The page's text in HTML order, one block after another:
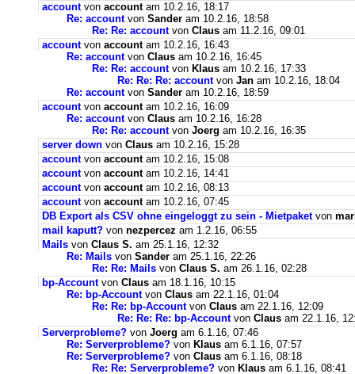
accountvon accountam 10.2.16, 18:17
Re: accountvon Sander am 10.2.16, 18:58
Re: Re: accountvon Claus am 11.2.16, 09:01
accountvon accountam 10.2.16, 16:43
Re: accountvon Claus am 10.2.16, 16:45
Re: Re: accountvon Klaus am 10.2.16, 17:33
Re: Re: Re: accountvon Jan am 10.2.16, 18:04
Re: accountvon Sander am 10.2.16, 18:59
accountvon accountam 10.2.16, 16:09
Re: accountvon Claus am 10.2.16, 16:28
Re: Re: accountvon Joerg am 10.2.16, 16:35
server down von Claus am 10.2.16, 15:28
accountvon accountam 10.2.16, 15:08
accountvon accountam 10.2.16, 14:41
accountvon accountam 10.2.16, 08:13
accountvon accountam 10.2.16, 07:45
DB Export als CSV ohne eingeloggt zu sein - Mietpaketvon
mail kaputt? von nezpercez am 1.2.16, 06:55
Mails von Claus S. am 25.1.16, 12:32
Re: Mails von Sander am 25.1.16, 22:26
Re: Re: Mails von Claus S. am 26.1.16, 02:28
bp-Accountvon Claus am 18.1.16, 10:15
Re: bp-Accountvon Claus am 22.1.16, 01:04
Re: Re: bp-Accountvon Claus am 22.1.16, 12:09
Re: Re: Re: bp-Accountvon Claus am 22.1.16,
Serverprobleme? von Joerg am 6.1.16, 07:46
Re: Serverprobleme? von Klaus am 6.1.16, 07:57
Re: Serverprobleme? von Claus am 6.1.16, 08:18
Re: Re: Serverprobleme? von Klaus am 6.1.16, 08:41